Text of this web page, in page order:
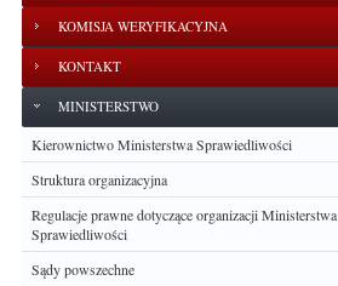
KOMISJA WERYFIKACYJNA
KONTAKT
MINISTERSTWO
Kierownictwo Ministerstwa Sprawiedliwości
Struktura organizacyjna
Regulacje prawne dotyczące organizacji Ministerstwa
Sprawiedliwości
Sądy powszechne